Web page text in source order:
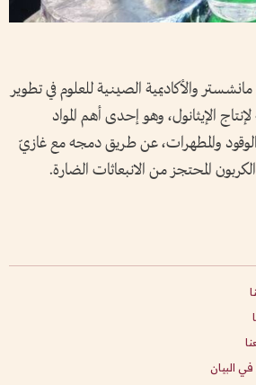
والأكاديمية الصينية للعلوم في تطوير
الإيثانول، وهو إحدى أهم المواد
الوقود والمطهرات، عن طريق دمجه مع غازيّ
المحتجز من الانبعاثات الضارة.
البيان